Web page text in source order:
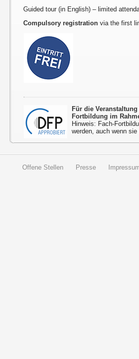
Guided tour (in English) – limited
Compulsory registration via the first
Für die
Fortbildung im
Hinweis: Fach-
werden, auch wenn
Offene Stellen Presse